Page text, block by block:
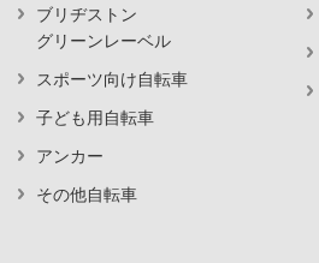
ブリヂストン
グリーンレーベル
スポーツ向け自転車
子ども用自転車
アンカー
その他自転車